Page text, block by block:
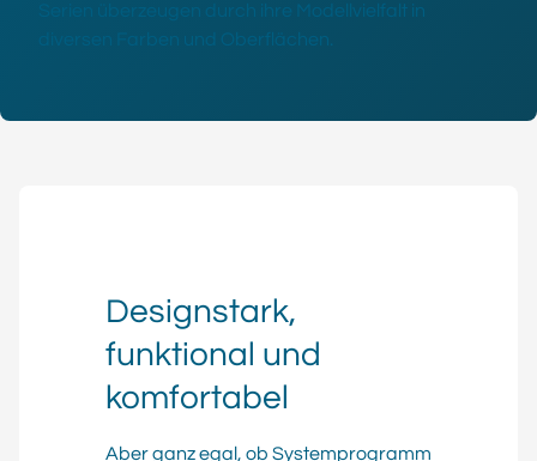
Serien überzeugen durch ihre Modellvielfalt in
diversen Farben und Oberflächen.
Designstark,
funktional und
komfortabel
Aber ganz egal, ob Systemprogramm